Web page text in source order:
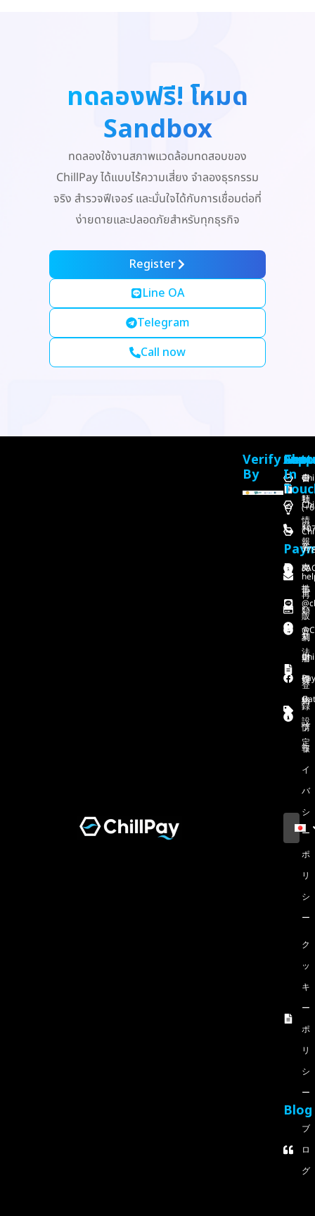
ทดลองฟรี! โหมด
Sandbox
ทดลองใช้งานสภาพแวดล้อมทดสอบของ
ChillPay ได้แบบไร้ความเสี่ยง จำลองธุรกรรม
จริง สำรวจฟีเจอร์ และมั่นใจได้กับการเชื่อมต่อที่
ง่ายดายและปลอดภัยสำหรับทุกธุรกิจ
Register
Line OA
Telegram
Call now
Verify
By
支
払
い
方
法
価
格
設
定
会
社
情
報
再
販
業
者
登
録
情
報
書
類
顧
客
の
書
類
利
用
規
約
プ
ラ
イ
バ
シ
ー
ポ
リ
シ
ー
ク
ッ
キ
ー
ポ
リ
シ
ー
Blog
ブ
ロ
グ
Get
In